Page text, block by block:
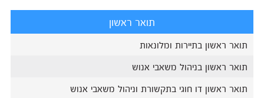
תואר ראשון
תואר ראשון בתיירות ומלונאות
תואר ראשון בניהול משאבי אנוש
תואר ראשון דו חוגי בתקשורת וניהול משאבי אנוש